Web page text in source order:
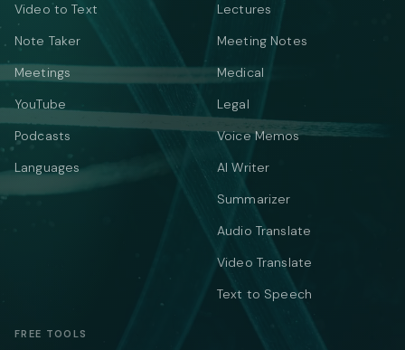
Video to Text
Note Taker
Meetings
YouTube
Podcasts
Languages
Lectures
Meeting Notes
Medical
Legal
Voice Memos
AI Writer
Summarizer
Audio Translate
Video Translate
Text to Speech
FREE TOOLS